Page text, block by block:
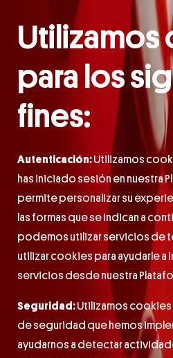
Utilizamos
para los
fines:
Autenticación:Utilizamos
has iniciado sesión en nuestra
permite personalizar su
las formas que se indican a
podemos utilizar servicios de
utilizar cookies para ayudarle a
servicios desde nuestra
Seguridad:Utilizamos cookies
de seguridad que hemos
ayudarnos a detectar